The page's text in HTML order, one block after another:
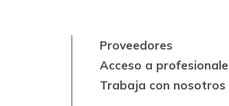
Proveedores
Acceso a
Trabaja con nosotros